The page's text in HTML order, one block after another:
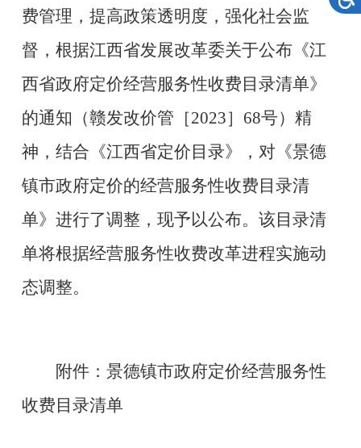
费管理，提高政策透明度，强化社会监
督，根据江西省发展改革委关于公布《江
西省政府定价经营服务性收费目录清单》
的通知（赣发改价管［2023］68号）精
神，结合《江西省定价目录》，对《景德
镇市政府定价的经营服务性收费目录清
单》进行了调整，现予以公布。该目录清
单将根据经营服务性收费改革进程实施动
态调整。
附件：景德镇市政府定价经营服务性
收费目录清单